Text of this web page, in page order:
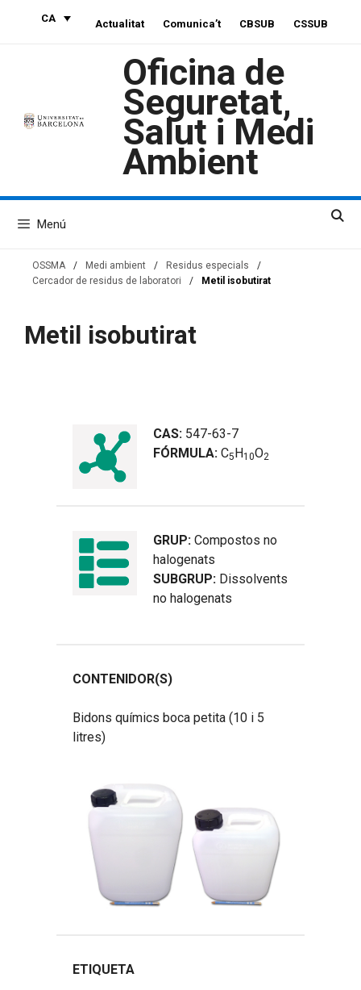
CA Actualitat Comunica’t CBSUB CSSUB
Oficina de
Seguretat,
Salut i Medi
Ambient
Menú
OSSMA / Medi ambient / Residus especials
/
Cercador de residus de laboratori
/ Metil isobutirat
Metil isobutirat
CAS: 547-63-7
FÓRMULA: C5H1 0O2
GRUP: Compostos no
halogenats
SUBGRUP: Dissolvents
no halogenats
CONTENIDOR(S)
Bidons químics boca petita (10 i 5
litres)
ETIQUETA